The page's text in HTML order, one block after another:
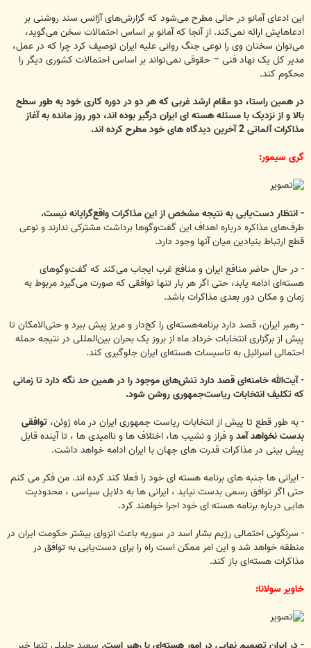
این ادعای آمانو در حالی مطرح می‌شود که گزارش‌های آژانس سند روشنی بر
ادعاهایش ارائه نمی‌کند. از آنجا که آمانو بر اساس احتمالات سخن می‌گوید،
می‌توان سخنان وی را نوعی جنگ روانی علیه ایران توصیف کرد چرا که در عمل،
مدیر کل یک نهاد فنی – حقوقی نمی‌تواند بر اساس احتمالات کشوری دیگر را
محکوم کند.
در همين راستا، دو مقام ارشد غربی که هر دو در دوره کاری خود به طور سطح
بالا و از نزدیک با مسئله هسته ای ایران درگیر بوده اند، دور روز مانده به آغاز
مذاکرات آلماتی 2 آخرین دیدگاه های خود مطرح کرده اند.
گری سیمور:
- انتظار دست‌یابی به نتیجه مشخص از این مذاکرات واقع‌گرایانه نیست.
طرف‌های مذاکره درباره اهداف این گفت‌وگوها برداشت مشترکی ندارند و نوعی
قطع ارتباط بنیادین میان آنها وجود دارد.
- در حال حاضر منافع ایران و منافع غرب ایجاب می‌کند که گفت‌وگوهای
هسته‌ای ادامه یابد، حتی اگر هر بار تنها توافقی که صورت می‌گیرد مربوط به
زمان و مکان دور بعدی مذاکرات باشد.
- رهبر ایران، قصد دارد برنامه‌هسته‌ای را کج‌دار و مریز پیش ببرد و حتی‌الامکان تا
پیش از برگزاری انتخابات خرداد ماه از بروز یک بحران بین‌المللی در نتیجه حمله
احتمالی اسرائیل به تاسیسات هسته‌ای ایران جلوگیری کند.
- آیت‌الله خامنه‌ای قصد دارد تنش‌های موجود را در همین حد نگه دارد تا زمانی
که تکلیف انتخابات ریاست‌جمهوری روشن شود.
- به طور قطع تا پیش از انتخابات ریاست جمهوری ایران در ماه ژوئن، توافقی
بدست نخواهد آمدو فراز و نشیب ها، اختلاف ها و ناامیدی ها ، تا آینده قابل
پیش بینی در مذاکرات قدرت های جهان با ایران ادامه خواهد داشت.
- ایرانی ها جنبه های برنامه هسته ای خود را فعلا کند کرده اند. من فکر می کنم
حتی اگر توافق رسمی بدست نیاید ، ایرانی ها به دلایل سیاسی ، محدودیت
هایی درباره برنامه هسته ای خود اجرا خواهند کرد.
- سرنگونی احتمالی رژیم بشار اسد در سوریه باعث انزوای بیشتر حکومت ایران در
منطقه خواهد شد و این امر ممکن است راه را برای دست‌یابی به توافق در
مذاکرات هسته‌ای باز کند.
خاویر سولانا: